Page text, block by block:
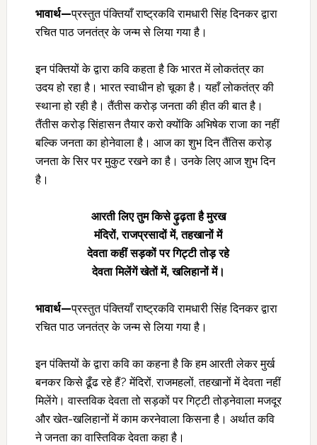
भावार्थ—प्रस्तुत पंक्तियाँ राष्ट्रकवि रामधारी सिंह दिनकर द्वारा
रचित पाठ जनतंत्र के जन्म से लिया गया है।
इन पंक्तियों के द्वारा कवि कहता है कि भारत में लोकतंत्र का
उदय हो रहा है। भारत स्वाधीन हो चूका है। यहाँ लोकतंत्र की
स्थाना हो रही है। तैंतीस करोड़ जनता की हीत की बात है।
तैंतीस करोड़ सिंहासन तैयार करो क्योंकि अभिषेक राजा का नहीं
बल्कि जनता का होनेवाला है। आज का शुभ दिन तैंतिस करोड़
जनता के सिर पर मुकुट रखने का है। उनके लिए आज शुभ दिन
है।
आरती लिए तुम किसे ढ़ुढ़ता है मुरख
मंदिरों, राजप्रसादों में, तहखानों में
देवता कहीं सड़कों पर गिट्टी तोड़ रहे
देवता मिलेंगें खेतों में, खलिहानों में।
भावार्थ—प्रस्तुत पंक्तियाँ राष्ट्रकवि रामधारी सिंह दिनकर द्वारा
रचित पाठ जनतंत्र के जन्म से लिया गया है।
इन पंक्तियों के द्वारा कवि का कहना है कि हम आरती लेकर मुर्ख
बनकर किसे ढूँढ रहे हैं? मेंदिरों, राजमहलों, तहखानों में देवता नहीं
मिलेंगे। वास्तविक देवता तो सड़कों पर गिट्टी तोड़नेवाला मजदूर
और खेत-खलिहानों में काम करनेवाला किसना है। अर्थात कवि
ने जनता का वास्तिविक देवता कहा है।